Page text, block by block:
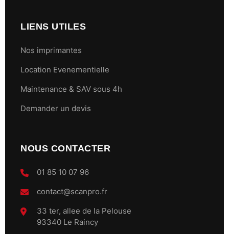
LIENS UTILES
Nos imprimantes
Location Evenementielle
Maintenance & SAV sous 4h
Demander un devis
NOUS CONTACTER
01 85 10 07 96
contact@scanpro.fr
33 ter, allee de la Pelouse
93340 Le Raincy